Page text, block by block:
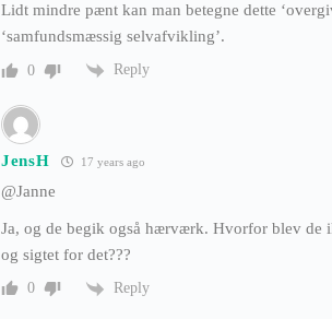
Lidt mindre pænt kan man betegne dette
‘samfundsmæssig selvafvikling’.
0 Reply
JensH 17 years ago
@Janne
Ja, og de begik også hærværk. Hvorfor blev de
og sigtet for det???
0 Reply